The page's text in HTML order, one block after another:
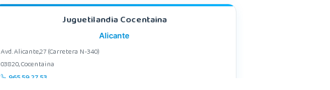
Juguetilandia Cocentaina
Alicante
Avd. Alicante,27 (Carretera N-340)
03820, Cocentaina
965 59 27 53